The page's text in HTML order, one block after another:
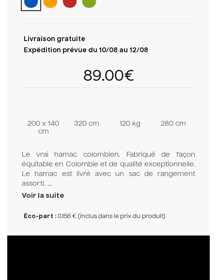
Livraison gratuite
Expédition prévue du 10/08 au 12/08
89.00€
200 x 140
cm
320 cm 120 kg 280 cm
Le vrai hamac colombien. Fabriqué de façon
équitable en Colombie et de qualité exceptionnelle.
Le hamac est livré avec un sac de rangement
assorti. ...
Voir la suite
Éco-part : 0.156 € (inclus dans le prix du produit)